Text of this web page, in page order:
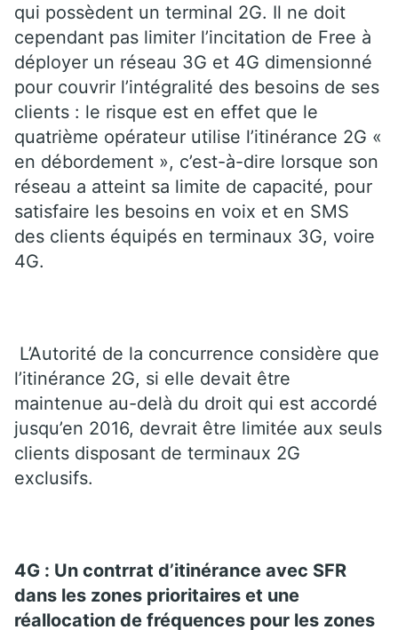
qui possèdent un terminal 2G. Il ne doit
cependant pas limiter l’incitation de Free à
déployer un réseau 3G et 4G dimensionné
pour couvrir l’intégralité des besoins de ses
clients : le risque est en effet que le
quatrième opérateur utilise l’itinérance 2G «
en débordement », c’est-à-dire lorsque son
réseau a atteint sa limite de capacité, pour
satisfaire les besoins en voix et en SMS
des clients équipés en terminaux 3G, voire
4G.
L’Autorité de la concurrence considère que
l’itinérance 2G, si elle devait être
maintenue au-delà du droit qui est accordé
jusqu’en 2016, devrait être limitée aux seuls
clients disposant de terminaux 2G
exclusifs.
4G : Un contrrat d’itinérance avec SFR
dans les zones prioritaires et une
réallocation de fréquences pour les zones